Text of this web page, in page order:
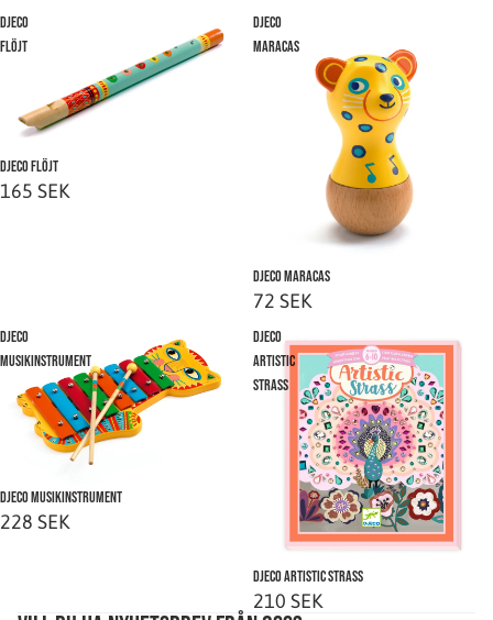
Djeco
flöjt
Djeco flöjt
165 SEK
Djeco
Maracas
Slutsåld
Djeco Maracas
72 SEK
Djeco
Musikinstrument
Slutsåld
Djeco Musikinstrument
228 SEK
Djeco
Artistic
Strass
Slutsåld
Djeco Artistic Strass
210 SEK
Integritetspolicy